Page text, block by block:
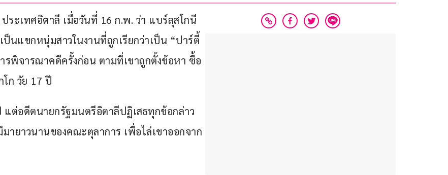
ระเทศอิตาลี เมื่อวันที่ 16 ก.พ. ว่า แบร์ลุสโกนี
นแขกหนุ่มสาวในงานที่ถูกเรียกว่าเป็น “ปาร์ตี้
รพิจารณาคดีครั้งก่อน ตามที่เขาถูกตั้งข้อหา ซื้อ
ก วัย 17 ปี
ต่อดีตนายกรัฐมนตรีอิตาลีปฏิเสธทุกข้อกล่าว
ายาวนานของคณะตุลาการ เพื่อไล่เขาออกจาก